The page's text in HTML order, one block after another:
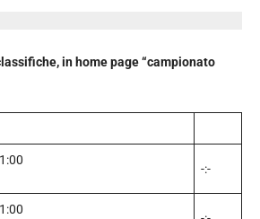
in home page “campionato
-:-